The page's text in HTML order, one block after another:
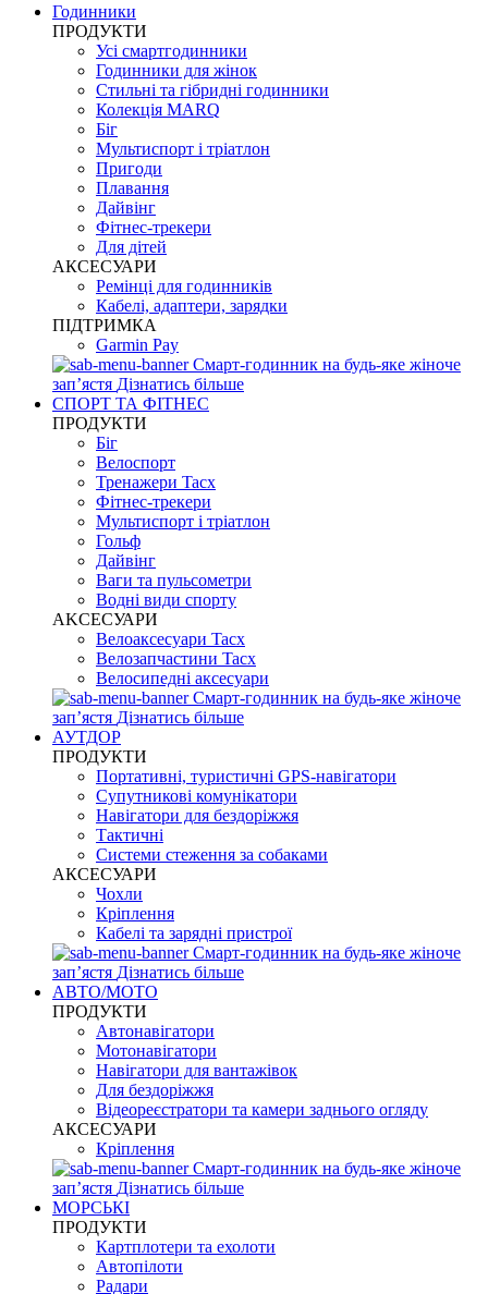
Годинники
ПРОДУКТИ
Усі смартгодинники
Годинники для жінок
Стильні та гібридні годинники
Колекція MARQ
Біг
Мультиспорт і тріатлон
Пригоди
Плавання
Дайвінг
Фітнес-трекери
Для дітей
АКСЕСУАРИ
Ремінці для годинників
Кабелі, адаптери, зарядки
ПІДТРИМКА
Garmin Pay
Смарт-годинник на будь-яке жіноче
запʼястя Дізнатись більше
СПОРТ ТА ФІТНЕС
ПРОДУКТИ
Біг
Велоспорт
Тренажери Tacx
Фітнес-трекери
Мультиспорт і тріатлон
Гольф
Дайвінг
Ваги та пульсометри
Водні види спорту
AKCЕСУАРИ
Велоаксесуари Tacx
Велозапчастини Tacx
Велосипедні аксесуари
Смарт-годинник на будь-яке жіноче
запʼястя Дізнатись більше
АУТДОР
ПРОДУКТИ
Портативні, туристичні GPS-навігатори
Супутникові комунікатори
Навігатори для бездоріжжя
Тактичні
Системи стеження за собаками
АКСЕСУАРИ
Чохли
Кріплення
Кабелі та зарядні пристрої
Смарт-годинник на будь-яке жіноче
запʼястя Дізнатись більше
АВТО/МОТО
ПРОДУКТИ
Автонавігатори
Мотонавігатори
Навігатори для вантажівок
Для бездоріжжя
Відеореєстратори та камери заднього огляду
АКСЕСУАРИ
Кріплення
Смарт-годинник на будь-яке жіноче
запʼястя Дізнатись більше
МОРСЬКІ
ПРОДУКТИ
Картплотери та ехолоти
Автопілоти
Радари